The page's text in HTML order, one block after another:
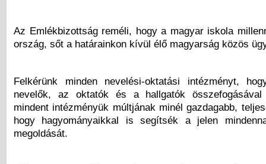
Az Emlékbizottság reméli, hogy a magyar iskola
ország, sőt a határainkon kívül élő magyarság közös
Felkérünk minden nevelési-oktatási intézményt,
nevelők, az oktatók és a hallgatók összefogá­sával
mindent intézményük múltjának minél gazdagabb,
hogy hagyomá­nyaikkal is segítsék a jelen
megoldását.